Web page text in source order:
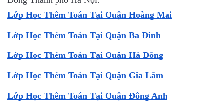
Lớp Học Thêm Toán Tại Quận Hoàng Mai
Lớp Học Thêm Toán Tại Quận Ba Đình
Lớp Học Thêm Toán Tại Quận Hà Đông
Lớp Học Thêm Toán Tại Quận Gia Lâm
Lớp Học Thêm Toán Tại Quận Đông Anh